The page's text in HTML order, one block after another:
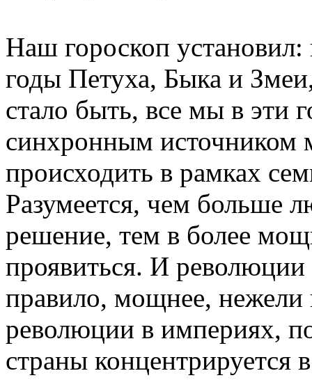
Наш гороскоп
годы Петуха, Быка и
стало быть, все мы в эти
синхронным источником
происходить в рамках
Разумеется, чем больше
решение, тем в более
проявиться. И
правило, мощнее,
революции в империях,
страны концентрируется